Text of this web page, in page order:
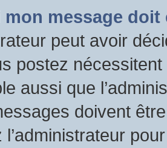
message doit
peut avoir
postez nécessitent
aussi que
doivent